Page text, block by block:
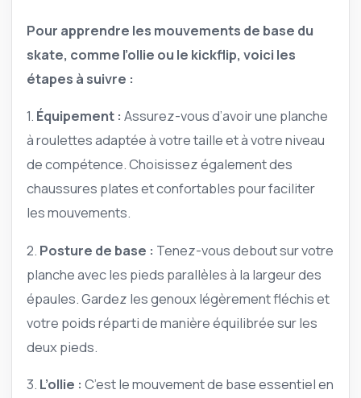
Pour apprendre les mouvements de base du
skate, comme l’ollie ou le kickflip, voici les
étapes à suivre :
1. Équipement : Assurez-vous d’avoir une planche
à roulettes adaptée à votre taille et à votre niveau
de compétence. Choisissez également des
chaussures plates et confortables pour faciliter
les mouvements.
2. Posture de base : Tenez-vous debout sur votre
planche avec les pieds parallèles à la largeur des
épaules. Gardez les genoux légèrement fléchis et
votre poids réparti de manière équilibrée sur les
deux pieds.
3. L’ollie : C’est le mouvement de base essentiel en